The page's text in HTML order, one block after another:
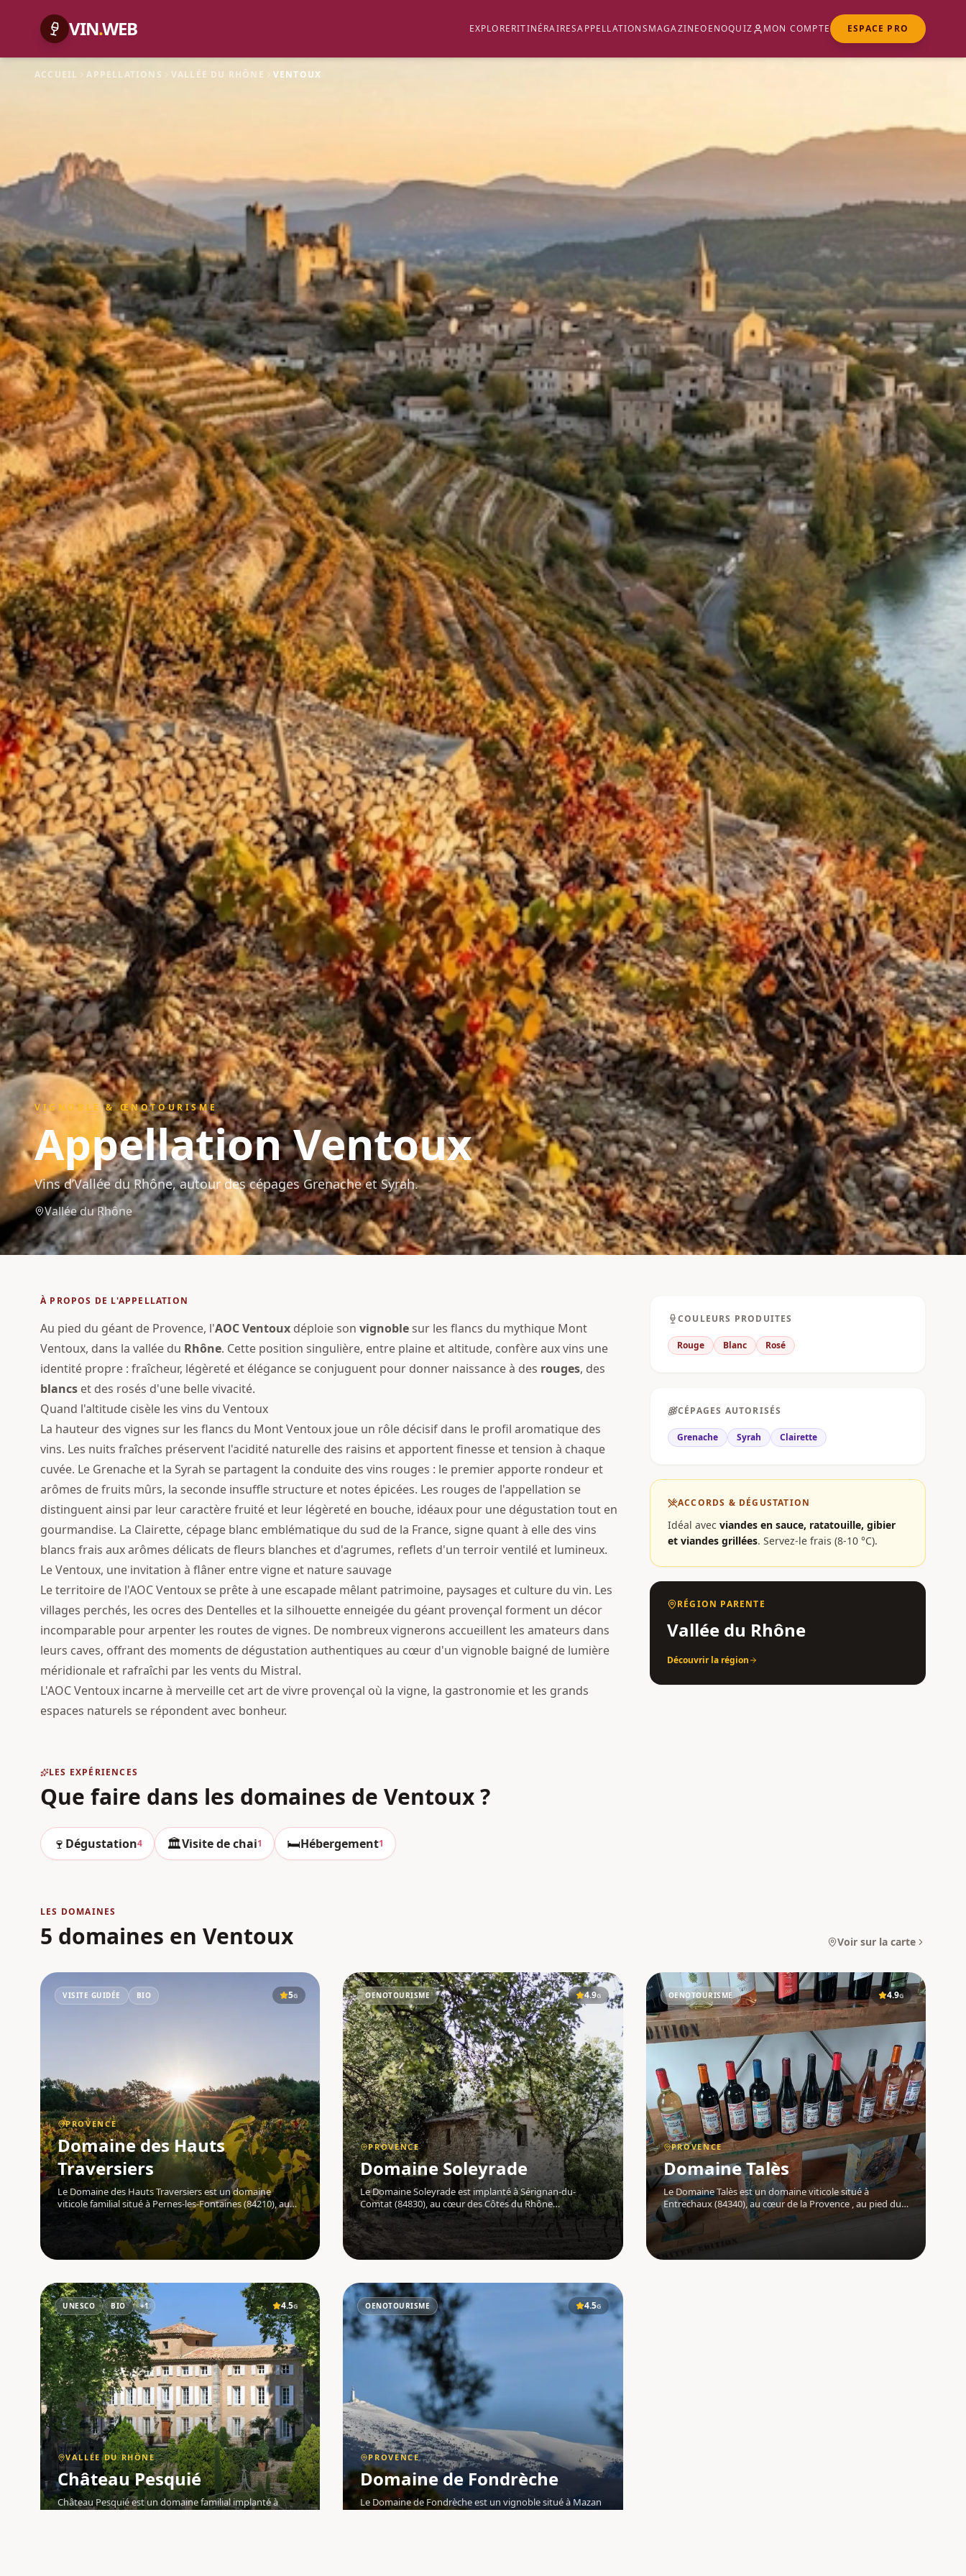
VIN.WEB EXPLORERITINÉRAIRESAPPELLATIONSMAGAZINEOENOQUIZ MON COMPTE ESPACE PRO
ACCUEIL APPELLATIONS VALLÉE DU RHÔNE VENTOUX
VIGNOBLE & ŒNOTOURISME
AppellationVentoux
Vins d’Vallée du Rhône, autour des cépages Grenache et Syrah.
Vallée du Rhône
À PROPOS DE L'APPELLATION
Au pied du géant de Provence, l'AOCVentoux déploie son vignoblesur les flancs du mythique Mont
Ventoux, dans la vallée du Rhône. Cette position singulière, entre plaine et altitude, confère aux vins une
identité propre : fraîcheur, légèreté et élégance se conjuguent pour donner naissance à des rouges, des
blancs et des rosés d'une belle vivacité.
Quand l'altitude cisèle les vins du Ventoux
La hauteur des vignes sur les flancs du Mont Ventoux joue un rôle décisif dans le profil aromatique des
vins. Les nuits fraîches préservent l'acidité naturelle des raisins et apportent finesse et tension à chaque
cuvée. Le Grenache et la Syrah se partagent la conduite des vins rouges : le premier apporte rondeur et
arômes de fruits mûrs, la seconde insuffle structure et notes épicées. Les rouges de l'appellation se
distinguent ainsi par leur caractère fruité et leur légèreté en bouche, idéaux pour une dégustation tout en
gourmandise. La Clairette, cépage blanc emblématique du sud de la France, signe quant à elle des vins
blancs frais aux arômes délicats de fleurs blanches et d'agrumes, reflets d'un terroir ventilé et lumineux.
Le Ventoux, une invitation à flâner entre vigne et nature sauvage
Le territoire de l'AOC Ventoux se prête à une escapade mêlant patrimoine, paysages et culture du vin. Les
villages perchés, les ocres des Dentelles et la silhouette enneigée du géant provençal forment un décor
incomparable pour arpenter les routes de vignes. De nombreux vignerons accueillent les amateurs dans
leurs caves, offrant des moments de dégustation authentiques au cœur d'un vignoble baigné de lumière
méridionale et rafraîchi par les vents du Mistral.
L'AOC Ventoux incarne à merveille cet art de vivre provençal où la vigne, la gastronomie et les grands
espaces naturels se répondent avec bonheur.
COULEURS PRODUITES
Rouge Blanc Rosé
CÉPAGES AUTORISÉS
Grenache Syrah Clairette
ACCORDS & DÉGUSTATION
Idéal avec viandes en sauce, ratatouille, gibier
et viandes grillées. Servez-le frais (8-10 °C).
RÉGION PARENTE
Vallée du Rhône
Découvrir la région
LES EXPÉRIENCES
Que faire dans les domaines de Ventoux?
🍷 Dégustation4 🏛️Visite de chai1 🛏️Hébergement1
LES DOMAINES
5 domaines en Ventoux Voir sur la carte
VISITE GUIDÉE BIO 5G
PROVENCE
Domaine des Hauts
Traversiers
Le Domaine des Hauts Traversiers est un domaine
viticole familial situé à Pernes-les-Fontaines (84210), au
cœur du Vaucluse , en Provence , avec une vue
imprenable sur le Mont-Ventoux. Le domaine produit
des vins AOP Ventoux en rouge , rosé
OENOTOURISME 4.9G
PROVENCE
Domaine Soleyrade
Le Domaine Soleyrade est implanté à Sérignan-du-
Comtat (84830), au cœur des Côtes du Rhône
méridionales, en Provence . Situé à 110 mètres d'altitude,
le vignoble bénéficie de l'influence conjuguée du soleil et
du mistral, qui confèrent aux
OENOTOURISME 4.9G
PROVENCE
Domaine Talès
Le Domaine Talès est un domaine viticole situé à
Entrechaux (84340), au cœur de la Provence , au pied du
Mont Ventoux . Son vignoble de 15 hectares s'étend en
petites parcelles sur les communes d'Entrechaux, Vaison-
la-Romaine et Roaix. Le d
UNESCO BIO +1 4.5G
VALLÉE DU RHÔNE
Château Pesquié
Château Pesquié est un domaine familial implanté à
Mormoiron (84570) , au pied du Mont Ventoux , dans la
OENOTOURISME 4.5G
PROVENCE
Domaine de Fondrèche
Le Domaine de Fondrèche est un vignoble situé à Mazan
(84380), au cœur de la Provence , dans l'appellation